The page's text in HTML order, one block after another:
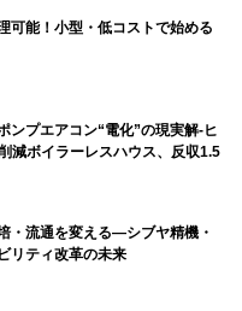
可能！小型・低コストで始める
ンプエアコン“電化”の現実解-ヒ
減ボイラーレスハウス、反収1.5
・流通を変える―シブヤ精機・
リティ改革の未来